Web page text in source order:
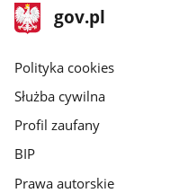
stopka
gov.pl
Strona
gov.pl
gov.pl
Polityka cookies
Służba cywilna
Profil zaufany
BIP
Prawa autorskie